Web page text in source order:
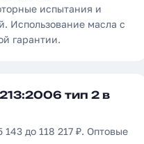
испытания и
Использование масла с
гарантии.
тип 2 в
до 118 217 ₽. Оптовые